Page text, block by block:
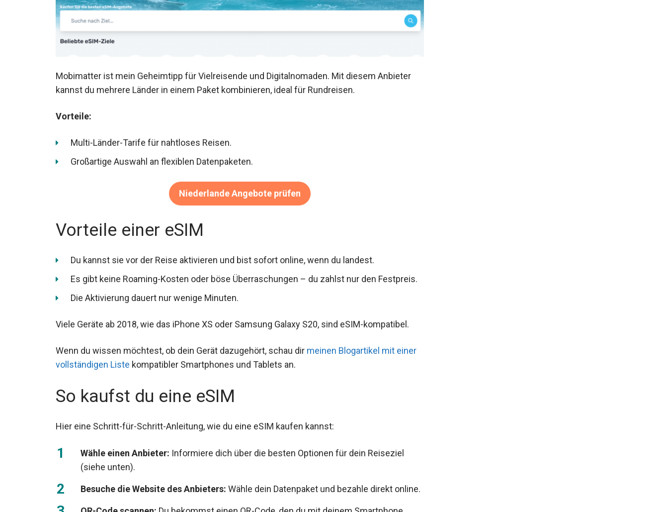
Mobimatter ist mein Geheimtipp für Vielreisende und Digitalnomaden. Mit diesem Anbieter
kannst du mehrere Länder in einem Paket kombinieren, ideal für Rundreisen.
Vorteile:
Multi-Länder-Tarife für nahtloses Reisen.
Großartige Auswahl an flexiblen Datenpaketen.
Niederlande Angebote prüfen
Vorteile einer eSIM
Du kannst sie vor der Reise aktivieren und bist sofort online, wenn du landest.
Es gibt keine Roaming-Kosten oder böse Überraschungen – du zahlst nur den Festpreis.
Die Aktivierung dauert nur wenige Minuten.
Viele Geräte ab 2018, wie das iPhone XS oder Samsung Galaxy S20, sind eSIM-kompatibel.
Wenn du wissen möchtest, ob dein Gerät dazugehört, schau dir meinen Blogartikel mit einer
vollständigen Liste kompatibler Smartphones und Tablets an.
So kaufst du eine eSIM
Hier eine Schritt-für-Schritt-Anleitung, wie du eine eSIM kaufen kannst:
Wähle einen Anbieter: Informiere dich über die besten Optionen für dein Reiseziel
(siehe unten).
Besuche die Website des Anbieters: Wähle dein Datenpaket und bezahle direkt online.